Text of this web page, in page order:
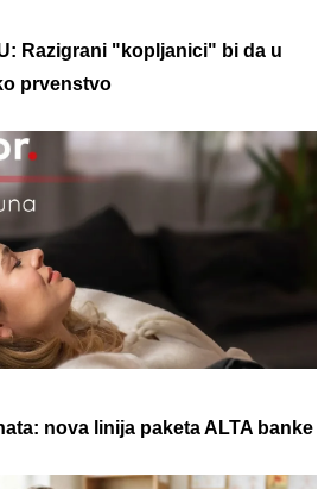
Razigrani "kopljanici" bi da u
prvenstvo
nova linija paketa ALTA banke